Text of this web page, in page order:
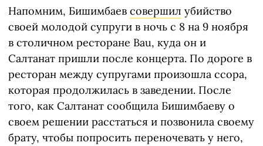
Напомним, Бишимбаев совершил убийство
своей молодой супруги в ночь с 8 на 9 ноября
в столичном ресторане Bau, куда он и
Салтанат пришли после концерта. По дороге в
ресторан между супругами произошла ссора,
которая продолжилась в заведении. После
того, как Салтанат сообщила Бишимбаеву о
своем решении расстаться и позвонила своему
брату, чтобы попросить переночевать у него,